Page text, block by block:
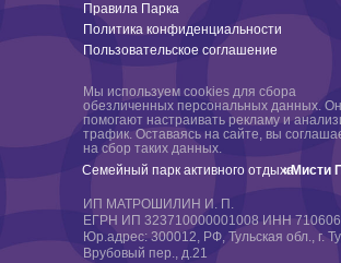
Правила Парка
Политика конфиденциальности
Пользовательское соглашение
Мы используем cookies для сбора
обезличенных персональных данных.
помогают настраивать рекламу и
трафик. Оставаясь на сайте, вы
на сбор таких данных.
ИП МАТРОШИЛИН И. П.
ЕГРН ИП 323710000001008 ИНН
Юр.адрес: 300012, РФ, Тульская обл., г.
Врубовый пер., д.21
Семейный парк активного отдыха«Мисти